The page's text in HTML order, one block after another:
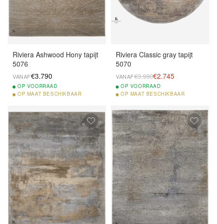
Riviera Ashwood Hony tapijt
5076
VANAF€3.790
OP VOORRAAD
OP MAAT BESCHIKBAAR
Riviera Classic gray tapijt
5070
VANAF€3.990€2.745
OP VOORRAAD
OP MAAT BESCHIKBAAR